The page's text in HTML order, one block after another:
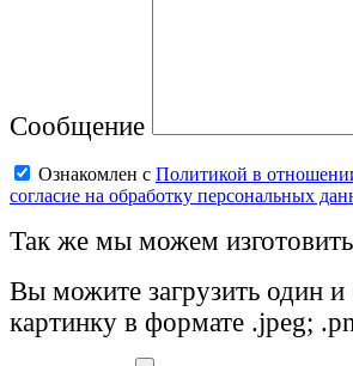
Сообщение
Ознакомлен с Политикой в
согласие на обработку персональных
Так же мы можем
Вы можите загрузить один и
картинку в формате .jpeg;